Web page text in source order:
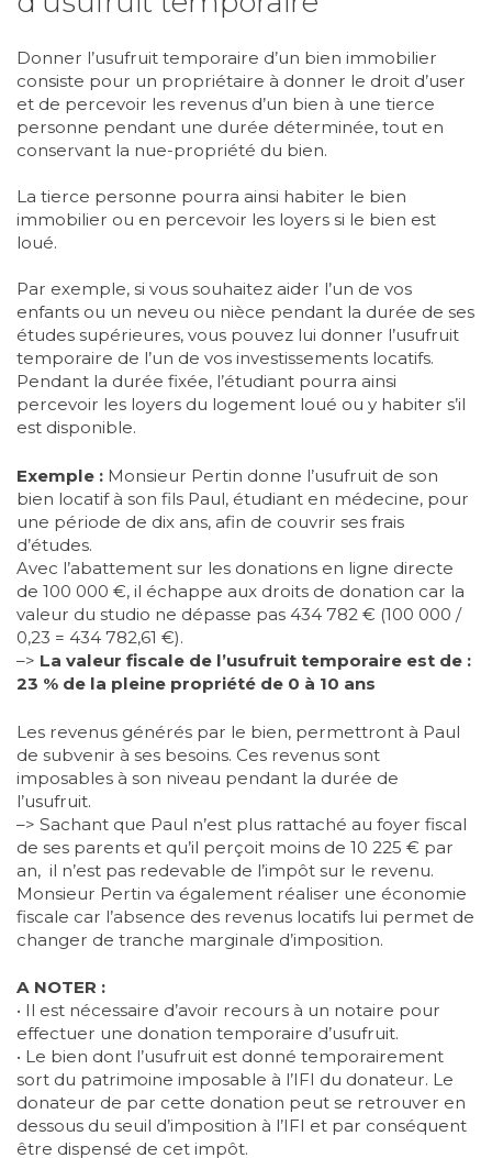
Donner l’usufruit temporaire d’un bien immobilier
consiste pour un propriétaire à donner le droit d’user
et de percevoir les revenus d’un bien à une tierce
personne pendant une durée déterminée, tout en
conservant la nue-propriété du bien.
La tierce personne pourra ainsi habiter le bien
immobilier ou en percevoir les loyers si le bien est
loué.
Par exemple, si vous souhaitez aider l’un de vos
enfants ou un neveu ou nièce pendant la durée de ses
études supérieures, vous pouvez lui donner l’usufruit
temporaire de l’un de vos investissements locatifs.
Pendant la durée fixée, l’étudiant pourra ainsi
percevoir les loyers du logement loué ou y habiter s’il
est disponible.
Exemple : Monsieur Pertin donne l’usufruit de son
bien locatif à son fils Paul, étudiant en médecine, pour
une période de dix ans, afin de couvrir ses frais
d’études.
Avec l’abattement sur les donations en ligne directe
de 100 000 €, il échappe aux droits de donation car la
valeur du studio ne dépasse pas 434 782 € (100 000 /
0,23 = 434 782,61 €).
–> La valeur fiscale de l’usufruit temporaire est de :
23 % de la pleine propriété de 0 à 10 ans
Les revenus générés par le bien, permettront à Paul
de subvenir à ses besoins. Ces revenus sont
imposables à son niveau pendant la durée de
l’usufruit.
–> Sachant que Paul n’est plus rattaché au foyer fiscal
de ses parents et qu’il perçoit moins de 10 225 € par
an, il n’est pas redevable de l’impôt sur le revenu.
Monsieur Pertin va également réaliser une économie
fiscale car l’absence des revenus locatifs lui permet de
changer de tranche marginale d’imposition.
A NOTER :
• Il est nécessaire d’avoir recours à un notaire pour
effectuer une donation temporaire d’usufruit.
• Le bien dont l’usufruit est donné temporairement
sort du patrimoine imposable à l’IFI du donateur. Le
donateur de par cette donation peut se retrouver en
dessous du seuil d’imposition à l’IFI et par conséquent
être dispensé de cet impôt.